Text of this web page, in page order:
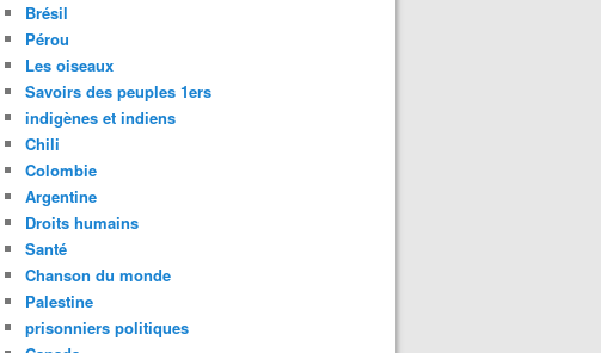
Brésil
Pérou
Les oiseaux
Savoirs des peuples 1ers
indigènes et indiens
Chili
Colombie
Argentine
Droits humains
Santé
Chanson du monde
Palestine
prisonniers politiques